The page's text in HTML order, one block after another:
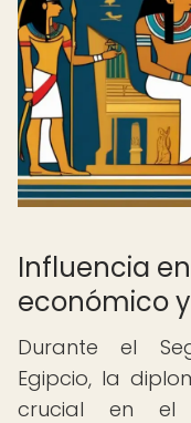
Influencia
económico
Durante el
Egipcio, la
crucial en el